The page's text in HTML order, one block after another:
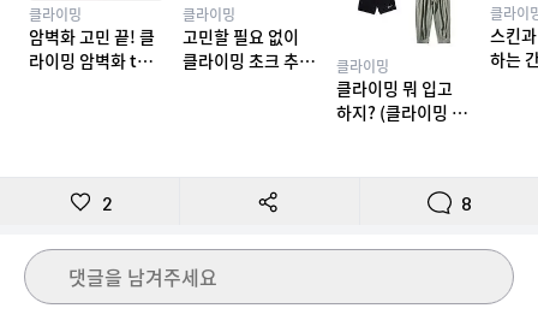
클라이밍
암벽화 고민 끝! 클
라이밍 암벽화 top
클라이밍
고민할 필요 없이
클라이밍 초크 추천
클라이밍
클라이밍 뭐 입고
하지? (클라이밍 복
클라이
스킨
하는
2 8
댓글을 남겨주세요